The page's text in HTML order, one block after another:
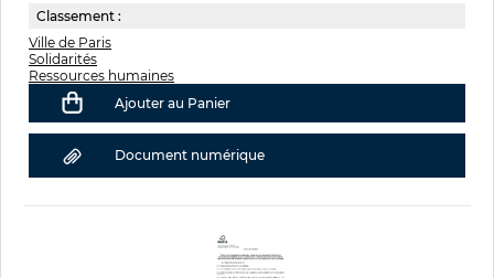
Classement :
Ville de Paris
Solidarités
Ressources humaines
Ajouter au Panier
Document numérique